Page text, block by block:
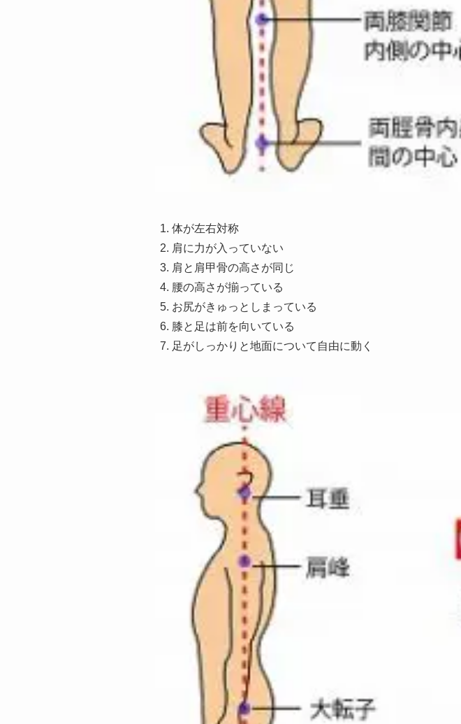
体が左右対称
肩に力が入っていない
肩と肩甲骨の高さが同じ
腰の高さが揃っている
お尻がきゅっとしまっている
膝と足は前を向いている
足がしっかりと地面について自由に動く